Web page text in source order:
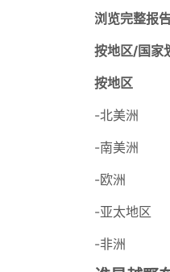
浏览完整报
按地区/国家
按地区
-北美洲
-南美洲
-欧洲
-亚太地区
-非洲